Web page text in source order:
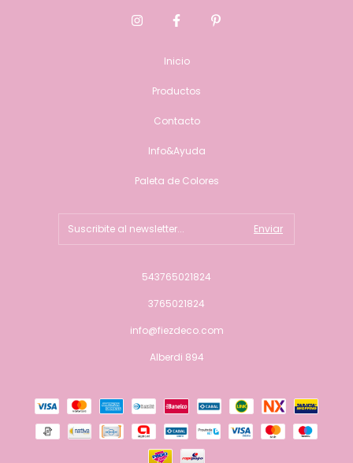
Inicio
Productos
Contacto
Info&Ayuda
Paleta de Colores
543765021824
3765021824
info@fiezdeco.com
Alberdi 894